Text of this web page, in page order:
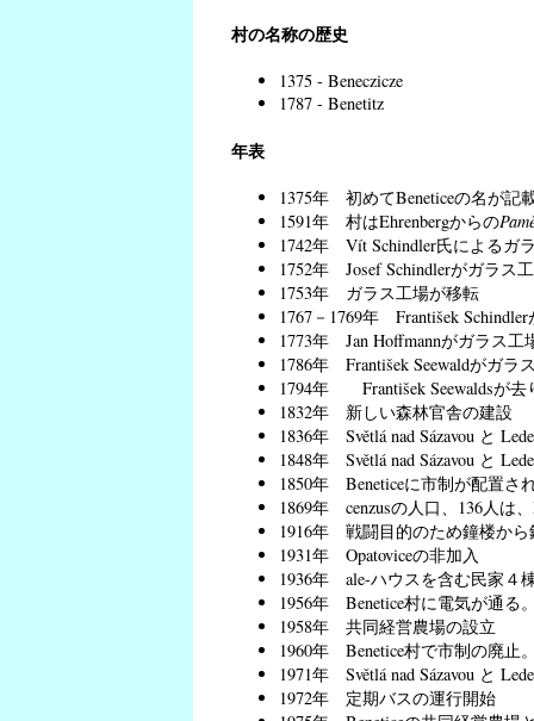
村の名称の歴史
1375 - Beneczicze
1787 - Benetitz
年表
1375年 初めてBeneticeの名が記
1591年 村はEhrenbergからの
1742年 Vít Schindler氏によるガ
1752年 Josef Schindlerがガラス
1753年 ガラス工場が移転
1767－1769年 František
1773年 Jan Hoffmannがガラス工
1786年 František Seewaldがガラ
1794年 František Seewaldsが去
1832年 新しい森林官舎の建設
1836年 Světlá nad Sázavou と
1848年 Světlá nad Sázavou と
1850年 Beneticeに市制が配置さ
1869年 cenzusの人口、136人は
1916年 戦闘目的のため鐘楼から
1931年 Opatoviceの非加入
1936年 ale-ハウスを含む民家４
1956年 Benetice村に電気が通る
1958年 共同経営農場の設立
1960年 Benetice村で市制の廃止
1971年 Světlá nad Sázavou と
1972年 定期バスの運行開始